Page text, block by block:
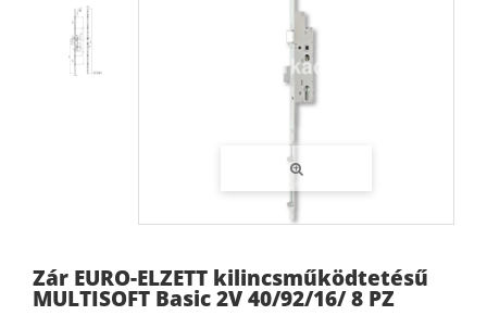
Zár EURO-ELZETT kilincsműködtetésű
MULTISOFT Basic 2V 40/92/16/ 8 PZ